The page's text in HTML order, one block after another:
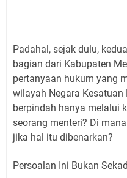
Padahal, sejak dulu,
bagian dari Kabupaten
pertanyaan hukum yang
wilayah Negara
berpindah hanya melalui
seorang menteri? Di
jika hal itu dibenarkan?
Persoalan Ini Bukan